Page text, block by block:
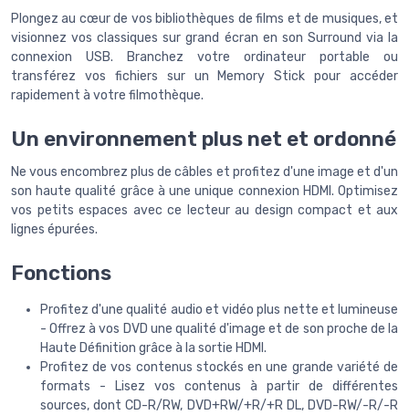
Plongez au cœur de vos bibliothèques de films et de musiques, et
visionnez vos classiques sur grand écran en son Surround via la
connexion USB. Branchez votre ordinateur portable ou
transférez vos fichiers sur un Memory Stick pour accéder
rapidement à votre filmothèque.
Un environnement plus net et ordonné
Ne vous encombrez plus de câbles et profitez d'une image et d'un
son haute qualité grâce à une unique connexion HDMI. Optimisez
vos petits espaces avec ce lecteur au design compact et aux
lignes épurées.
Fonctions
Profitez d'une qualité audio et vidéo plus nette et lumineuse
- Offrez à vos DVD une qualité d'image et de son proche de la
Haute Définition grâce à la sortie HDMI.
Profitez de vos contenus stockés en une grande variété de
formats - Lisez vos contenus à partir de différentes
sources, dont CD-R/RW, DVD+RW/+R/+R DL, DVD-RW/-R/-R